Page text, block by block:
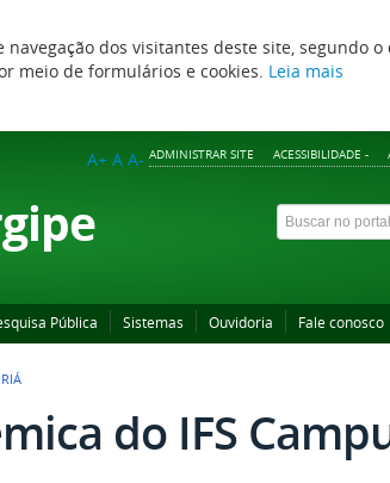
dos visitantes deste site, segundo
meio de formulários e cookies. Leia mais
ADMINISTRAR SITE ACESSIBILIDADE -
A+ A A-
Pública Sistemas Ouvidoria Fale conosco
do IFS